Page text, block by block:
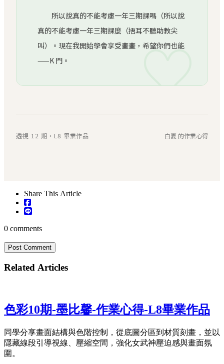
♡
所以說真的不能考慮一年三期課嗎（所以說
真的不能考慮一年三期課麼（捂耳不聽助教尖
叫）。現在我開始學會享受畫畫，希望你們也能
——K 門。
透視 12 期・L8 畢業作品 白夏 的作業心得
Share This Article
0 comments
Post Comment
Related Articles
色彩10期-墨比馨-作業心得-L8畢業作品
同學分享畫面結構與色階控制，從底圖分區到材質刻畫，並以
隱藏線段引導視線、壓縮空間，強化女武神壓迫感與畫面氛
圍。